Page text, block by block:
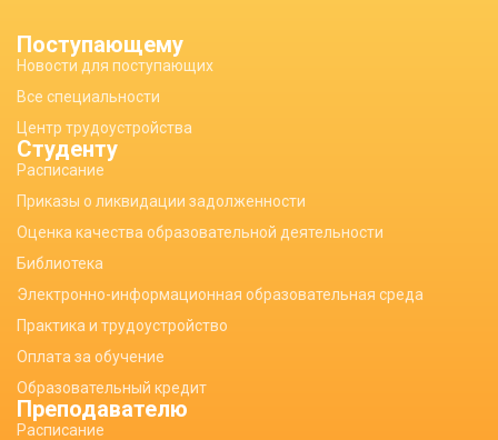
Поступающему
Новости для поступающих
Все специальности
Центр трудоустройства
Студенту
Расписание
Приказы о ликвидации задолженности
Оценка качества образовательной деятельности
Библиотека
Электронно-информационная образовательная среда
Практика и трудоустройство
Оплата за обучение
Образовательный кредит
Преподавателю
Расписание